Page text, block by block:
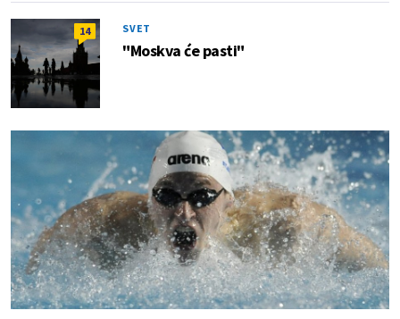
14 SVET
"Moskva će pasti"